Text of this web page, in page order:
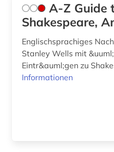
A-Z Guide
Shakespeare,
Englischsprachiges
Stanley Wells mit &uuml;ber 860
Eintr&auml;gen zu
Informationen